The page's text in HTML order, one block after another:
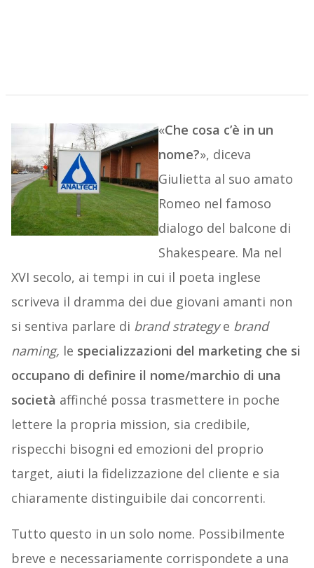
«Che cosa c’è in un
nome?», diceva
Giulietta al suo amato
Romeo nel famoso
dialogo del balcone di
Shakespeare. Ma nel
XVI secolo, ai tempi in cui il poeta inglese
scriveva il dramma dei due giovani amanti non
si sentiva parlare di brand strategye brand
naming, le specializzazioni del marketing che si
occupano di definire il nome/marchio di una
società affinché possa trasmettere in poche
lettere la propria mission, sia credibile,
rispecchi bisogni ed emozioni del proprio
target, aiuti la fidelizzazione del cliente e sia
chiaramente distinguibile dai concorrenti.
Tutto questo in un solo nome. Possibilmente
breve e necessariamente corrispondete a una